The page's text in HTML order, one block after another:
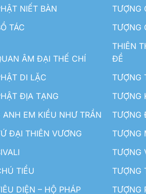
NIẾT BÀN
TƯỢNG
TÁC
TƯỢNG
ÂM ĐẠI THẾ CHÍ
THIÊN
ĐỀ
DI LẶC
TƯỢNG
ĐỊA TẠNG
TƯỢNG
ANH EM KIỀU NHƯ TRẦN
TƯỢNG
ĐẠI THIÊN VƯƠNG
TƯỢNG
TƯỢNG
TIỂU
TƯỢNG
DIỆN – HỘ PHÁP
TƯỢNG